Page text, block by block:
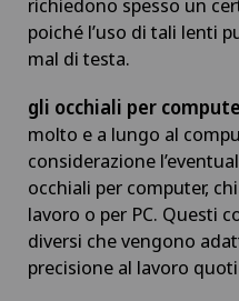
poiché l’uso di tali lenti
mal di testa.
gli occhiali per
molto e a lungo al
considerazione
occhiali per computer,
lavoro o per PC. Questi
diversi che vengono
precisione al lavoro